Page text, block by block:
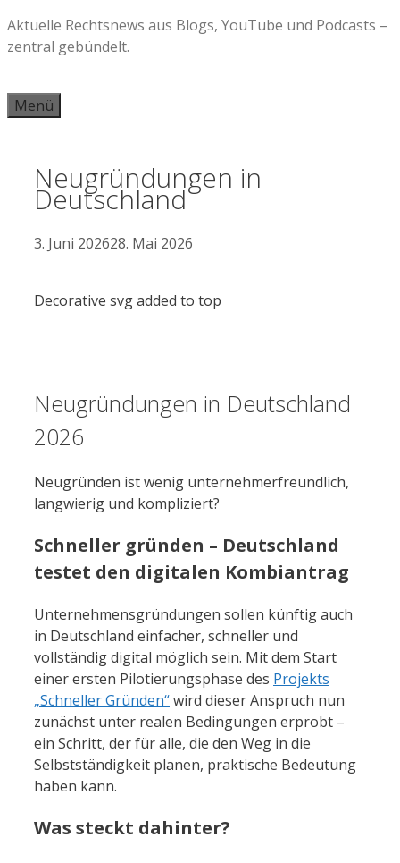
Zum
Inhalt
Aktuelle Rechtsnews aus Blogs, YouTube und Podcasts –
zentral gebündelt.
Menü
Neugründungen in
Deutschland
3. Juni 202628. Mai 2026
Decorative svg added to top
Neugründungen in Deutschland
2026
Neugründen ist wenig unternehmerfreundlich,
langwierig und kompliziert?
Schneller gründen – Deutschland
testet den digitalen Kombiantrag
Unternehmensgründungen sollen künftig auch
in Deutschland einfacher, schneller und
vollständig digital möglich sein. Mit dem Start
einer ersten Pilotierungsphase des Projekts
„Schneller Gründen“wird dieser Anspruch nun
zunächst unter realen Bedingungen erprobt –
ein Schritt, der für alle, die den Weg in die
Selbstständigkeit planen, praktische Bedeutung
haben kann.
Was steckt dahinter?